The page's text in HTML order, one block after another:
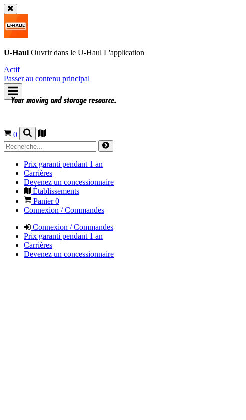
U-Haul Ouvrir dans le U-Haul L'application
Actif
Passer au contenu principal
0
Prix garanti pendant 1 an
Carrières
Devenez un concessionnaire
Établissements
Panier0
Connexion / Commandes
Connexion / Commandes
Prix garanti pendant 1 an
Carrières
Devenez un concessionnaire